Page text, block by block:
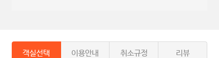
객실선택 이용안내 취소규정 리뷰